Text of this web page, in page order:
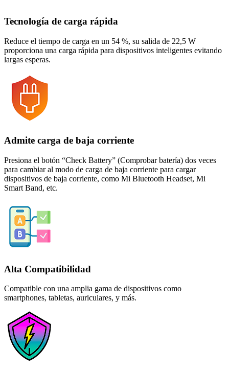
Tecnología de carga rápida
Reduce el tiempo de carga en un 54 %, su salida de 22,5 W
proporciona una carga rápida para dispositivos inteligentes evitando
largas esperas.
Admite carga de baja corriente
Presiona el botón “Check Battery” (Comprobar batería) dos veces
para cambiar al modo de carga de baja corriente para cargar
dispositivos de baja corriente, como Mi Bluetooth Headset, Mi
Smart Band, etc.
Alta Compatibilidad
Compatible con una amplia gama de dispositivos como
smartphones, tabletas, auriculares, y más.